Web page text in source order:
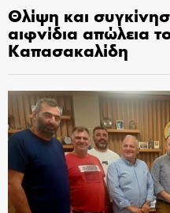
Θλίψη και
αιφνίδια απώλεια
Καπασακαλίδη